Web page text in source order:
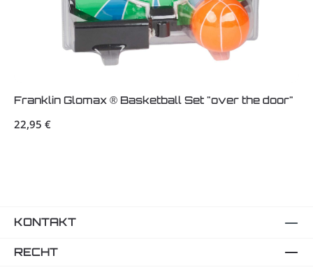
Franklin Glomax ® Basketball Set "over the door"
Regulärer Preis:
22,95 €
KONTAKT
RECHT